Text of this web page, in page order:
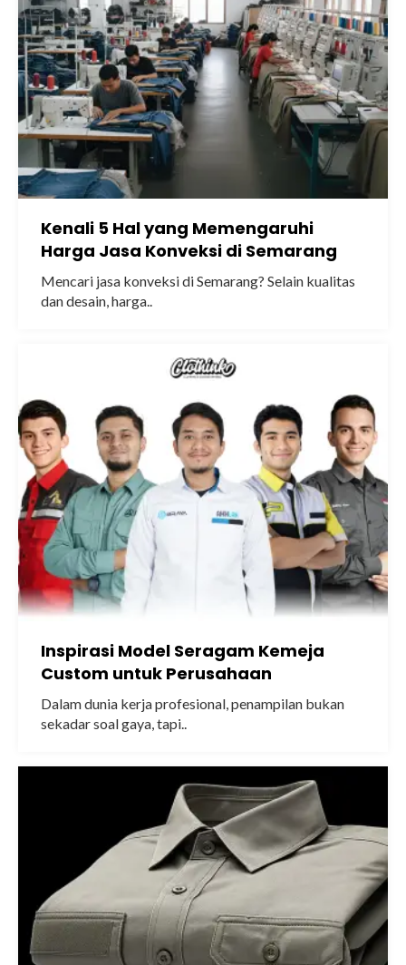
Kenali 5 Hal yang Memengaruhi
Harga Jasa Konveksi di Semarang
Mencari jasa konveksi di Semarang? Selain kualitas
dan desain, harga..
Inspirasi Model Seragam Kemeja
Custom untuk Perusahaan
Dalam dunia kerja profesional, penampilan bukan
sekadar soal gaya, tapi..